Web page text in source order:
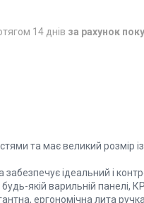
14 днів за рахунок
та має великий розмір
ідеальний і
якій варильній панелі,
ергономічна лита